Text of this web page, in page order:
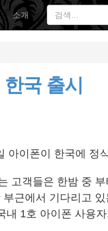
소개
국 출시
아이폰이 한국에 정
고객들은 한밤 중
근에서 기다리고
내 1호 아이폰 사용